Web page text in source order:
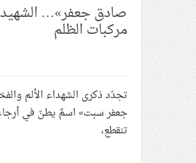
صادق جعفر»…
مركبات الظلم
تجدّد ذكرى الشهداء الألم
جعفر سبت» اسمٌ يطنّ في أرجاء
تنقطع،